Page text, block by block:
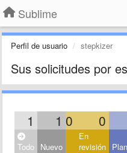
Sublime
Perfil de usuario stepkizer
Sus solicitudes por
1 1 0 0
Todo Nuevo
En
revisión